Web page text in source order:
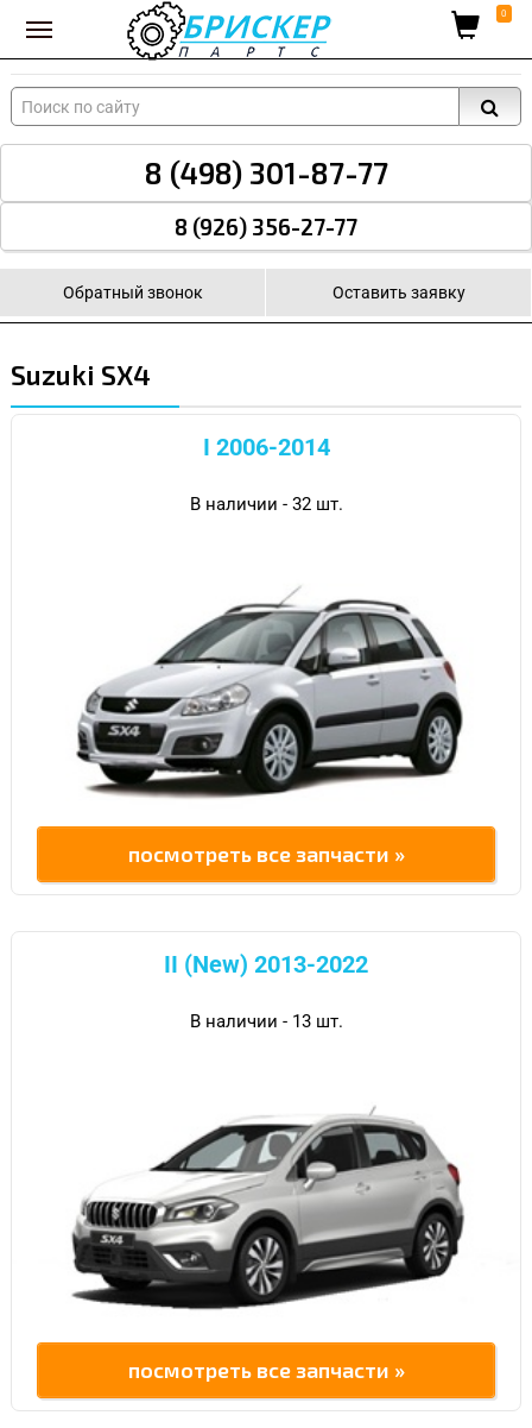
Вход для поставщиков 0
8 (498) 301-87-77
8 (926) 356-27-77
Обратный звонок Оставить заявку
Suzuki SX4
I 2006-2014
В наличии - 32 шт.
посмотреть все запчасти »
II (New) 2013-2022
В наличии - 13 шт.
посмотреть все запчасти »